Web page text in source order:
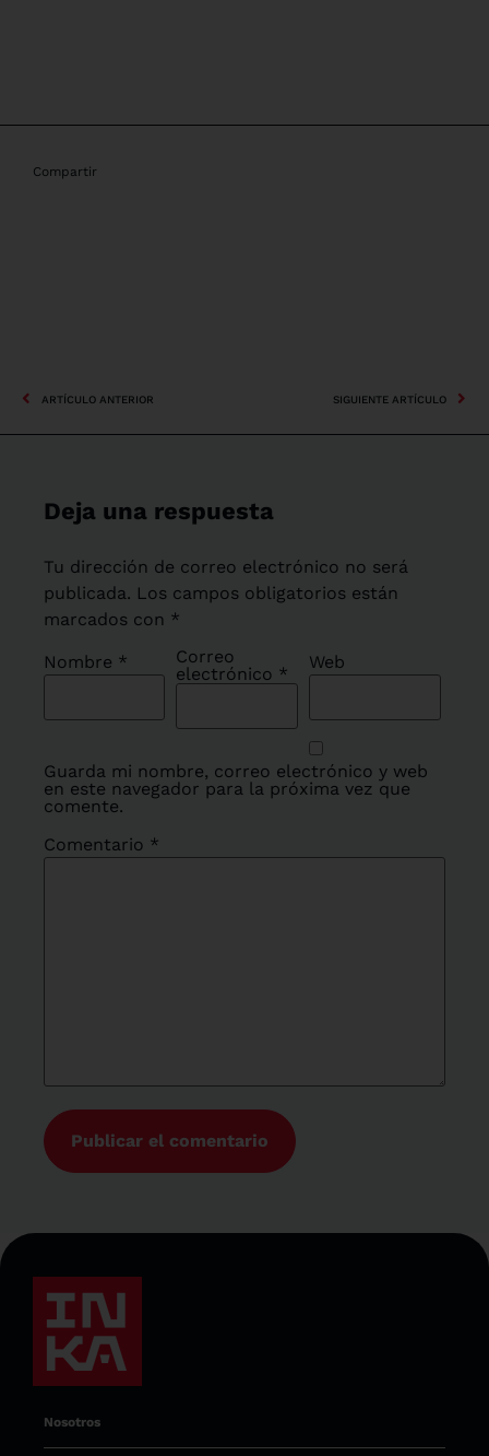
Compartir
ARTÍCULO ANTERIOR SIGUIENTE ARTÍCULO
Deja una respuesta
Tu dirección de correo electrónico no será
publicada. Los campos obligatorios están
marcados con *
Nombre *
Correo
electrónico *
Web
Guarda mi nombre, correo electrónico y web
en este navegador para la próxima vez que
comente.
Comentario *
Nosotros